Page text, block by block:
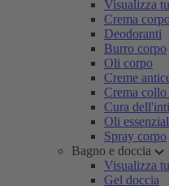
Visualizza
Crema
Deodoranti
Burro corpo
Oli corpo
Creme
Crema collo
Cura
Oli
Spray corpo
Bagno e doccia
Visualizza
Gel doccia